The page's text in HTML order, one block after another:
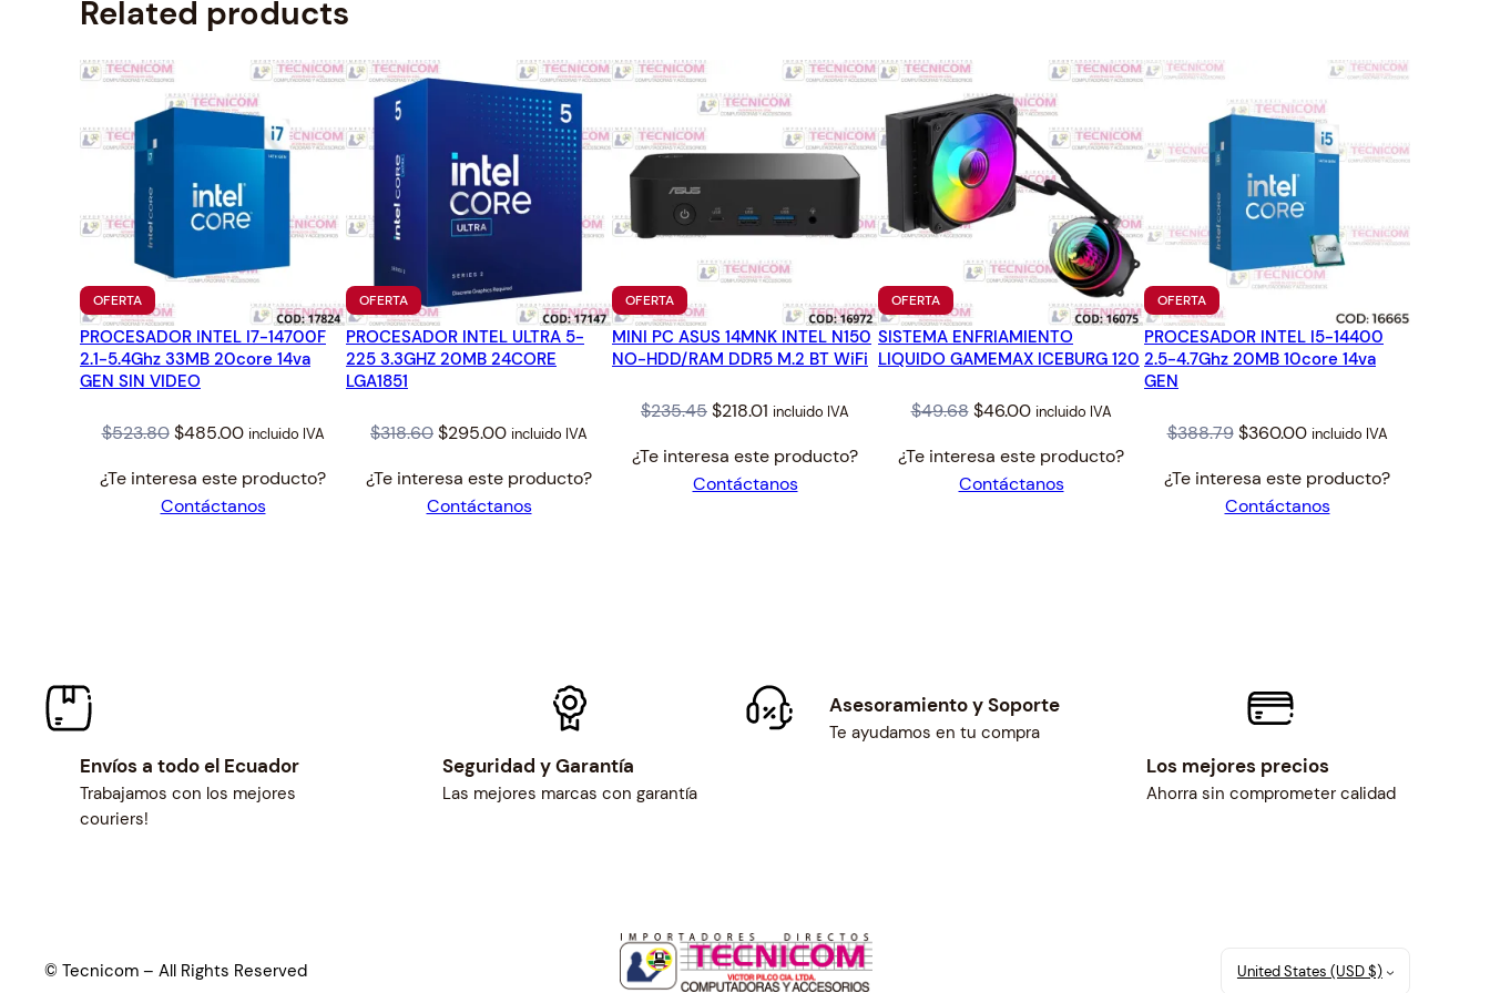
Related products
OFERTAPRODUCTO
EN
OFERTA
PROCESADOR INTEL I7-14700F
2.1-5.4Ghz 33MB 20core 14va
GEN SIN VIDEO
$523.80 Original
was:
$523.80.
$485.00Current
is:
$485.00.
incluido IVA
¿Te interesa este producto?
Contáctanos
OFERTAPRODUCTO
EN
OFERTA
PROCESADOR INTEL ULTRA 5-
225 3.3GHZ 20MB 24CORE
LGA1851
$318.60Original
was:
$318.60.
$295.00Current
is:
$295.00.
incluido IVA
¿Te interesa este producto?
Contáctanos
OFERTAPRODUCTO
EN
OFERTA
MINI PC ASUS 14MNK INTEL N150
NO-HDD/RAM DDR5 M.2 BT WiFi
$235.45Original
was:
$235.45.
$218.01 Current
is:
$218.01.
incluido IVA
¿Te interesa este producto?
Contáctanos
OFERTAPRODUCTO
EN
OFERTA
SISTEMA ENFRIAMIENTO
LIQUIDO GAMEMAX ICEBURG 120
$49.68 Original
was:
$49.68.
$46.00Current
is:
$46.00.
incluido IVA
¿Te interesa este producto?
Contáctanos
OFERTAPRODUCTO
EN
OFERTA
PROCESADOR INTEL I5-14400
2.5-4.7Ghz 20MB 10core 14va
GEN
$388.79 Original
was:
$388.79.
$360.00Current
is:
$360.00.
incluido IVA
¿Te interesa este producto?
Contáctanos
Envíos a todo el Ecuador
Trabajamos con los mejores
couriers!
Seguridad y Garantía
Las mejores marcas con garantía
Asesoramiento y Soporte
Te ayudamos en tu compra
Los mejores precios
Ahorra sin comprometer calidad
© Tecnicom – All Rights Reserved United States (USD $)